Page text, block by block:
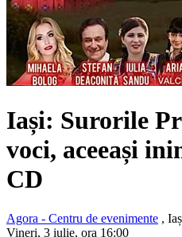
Iași: Surorile
voci, aceeași
CD
Agora - Centru de evenimente ,
Vineri, 3 iulie, ora 16:00